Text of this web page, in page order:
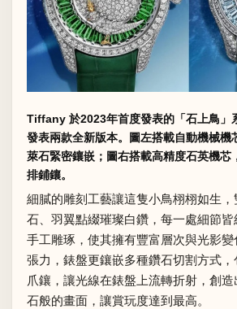
Tiffany 於2023年首度發表的「石上鳥」
發表兩款全新版本。圖左搭載自動機械機
萊石緊密鑲嵌；圖右搭載高精度石英機芯
排鋪鑲。
細膩的雕刻工藝讓這隻小鳥栩栩如生
石、羽翼點綴璀璨白鑽，每一處細節
手工雕琢，使其擁有豐富層次與光影
張力，錶盤更鑲嵌多種鑽石切割方式
爪鑲，讓光線在錶盤上流轉折射，創
石般的畫面，讓賞玩度達到最高。